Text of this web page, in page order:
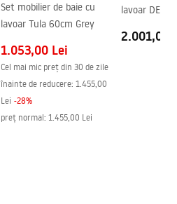
Set mobilier de baie cu
lavoar Tula 60cm Grey
1.053,00 Lei
Cel mai mic preț din 30 de zile
înainte de reducere: 1.455,00
Lei -28%
preț normal: 1.455,00 Lei
lavoar
2.001,00